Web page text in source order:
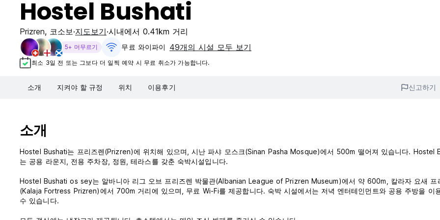
Hostel Bushati
Prizren, 코소보 지도보기 시내에서 0.41km 거리
5+ 머무르기 무료 와이파이 49개의 시설 모두 보기
최소 3일 전 또는 그보다 더 일찍 예약 시 무료 취소가 가능합니다.
소개 지켜야 할 규정 위치 이용후기 신고하기
소개
Hostel Bushati는 프리즈렌(Prizren)에 위치해 있으며, 시난 파샤 모스크(Sinan Pasha Mosque)에서 500m 떨어져 있습니다. Hostel
는 공용 라운지, 전용 주차장, 정원, 테라스를 갖춘 숙박시설입니다.
Hostel Bushati os sey는 알바니아 리그 오브 프리즈렌 박물관(Albanian League of Prizren Museum)에서 약 600m, 칼라자 요새 프
(Kalaja Fortress Prizren)에서 700m 거리에 있으며, 무료 Wi-Fi를 제공합니다. 숙박 시설에서는 저녁 엔터테인먼트와 공용 주방을 이
수 있습니다.